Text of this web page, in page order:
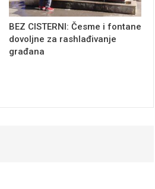
BEZ CISTERNI: Česme i fontane
dovoljne za rashlađivanje
građana